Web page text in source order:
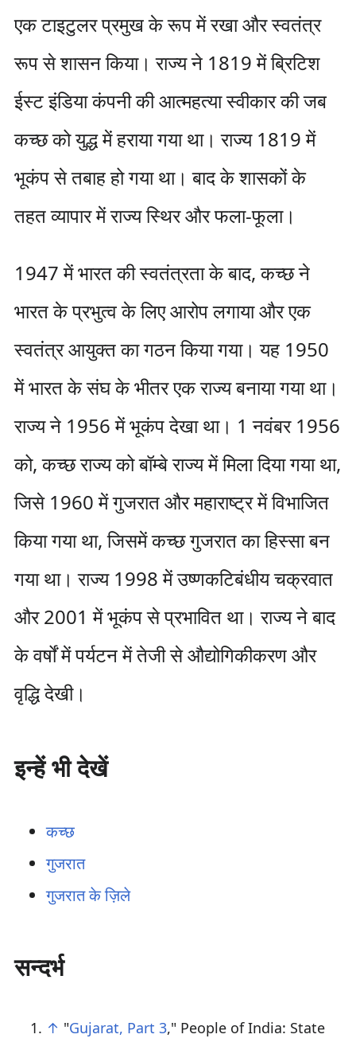
एक टाइटुलर प्रमुख के रूप में रखा और स्वतंत्र
रूप से शासन किया। राज्य ने 1819 में ब्रिटिश
ईस्ट इंडिया कंपनी की आत्महत्या स्वीकार की जब
कच्छ को युद्ध में हराया गया था। राज्य 1819 में
भूकंप से तबाह हो गया था। बाद के शासकों के
तहत व्यापार में राज्य स्थिर और फला-फूला।
1947 में भारत की स्वतंत्रता के बाद, कच्छ ने
भारत के प्रभुत्व के लिए आरोप लगाया और एक
स्वतंत्र आयुक्त का गठन किया गया। यह 1950
में भारत के संघ के भीतर एक राज्य बनाया गया था।
राज्य ने 1956 में भूकंप देखा था। 1 नवंबर 1956
को, कच्छ राज्य को बॉम्बे राज्य में मिला दिया गया था,
जिसे 1960 में गुजरात और महाराष्ट्र में विभाजित
किया गया था, जिसमें कच्छ गुजरात का हिस्सा बन
गया था। राज्य 1998 में उष्णकटिबंधीय चक्रवात
और 2001 में भूकंप से प्रभावित था। राज्य ने बाद
के वर्षों में पर्यटन में तेजी से औद्योगिकीकरण और
वृद्धि देखी।
इन्हें भी देखें
कच्छ
गुजरात
गुजरात के ज़िले
सन्दर्भ
↑ "Gujarat, Part 3," People of India: State